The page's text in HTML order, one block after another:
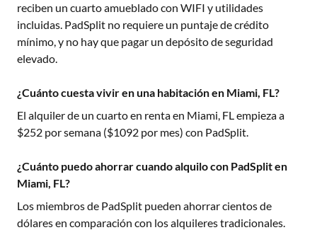
reciben un cuarto amueblado con WIFI y utilidades
incluidas. PadSplit no requiere un puntaje de crédito
mínimo, y no hay que pagar un depósito de seguridad
elevado.
¿Cuánto cuesta vivir en una habitación en Miami, FL?
El alquiler de un cuarto en renta en Miami, FLempieza a
$252 por semana ($1092 por mes) con PadSplit.
¿Cuánto puedo ahorrar cuando alquilo con PadSplit en
Miami, FL?
Los miembros de PadSplit pueden ahorrar cientos de
dólares en comparación con los alquileres tradicionales.